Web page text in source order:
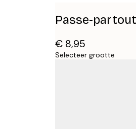
Passe-
€ 8,95
Selecteer grootte